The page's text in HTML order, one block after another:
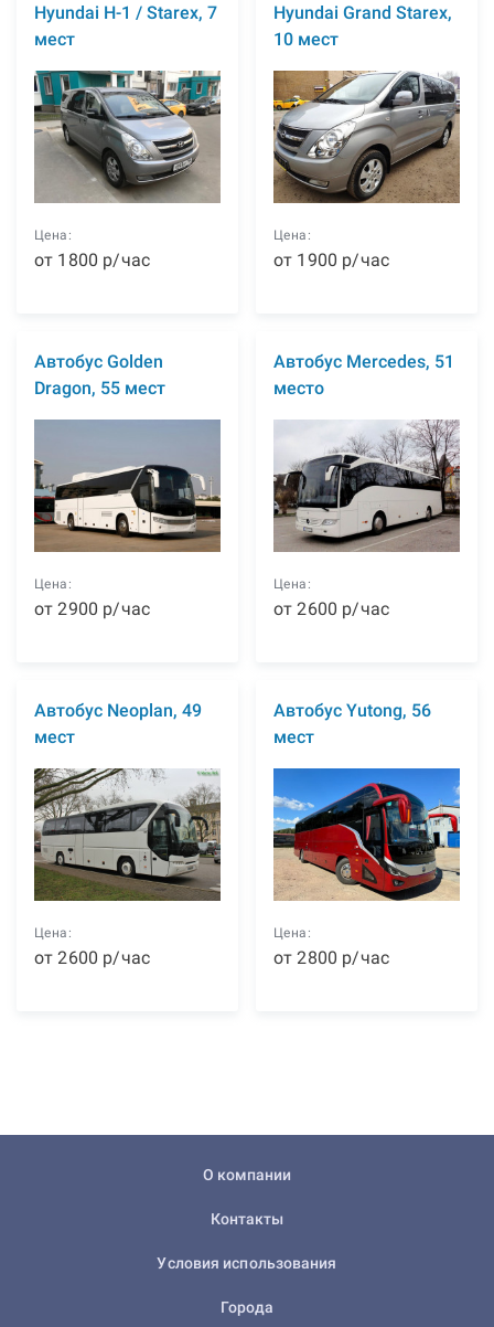
Hyundai H-1 / Starex, 7
мест
Цена:
от 1800 р/час
Hyundai Grand Starex,
10 мест
Цена:
от 1900 р/час
Автобус Golden
Dragon, 55 мест
Цена:
от2900 р/час
Автобус Mercedes, 51
место
Цена:
от2600 р/час
Автобус Neoplan, 49
мест
Цена:
от2600 р/час
Автобус Yutong, 56
мест
Цена:
от2800 р/час
О компании
Контакты
Условия использования
Города